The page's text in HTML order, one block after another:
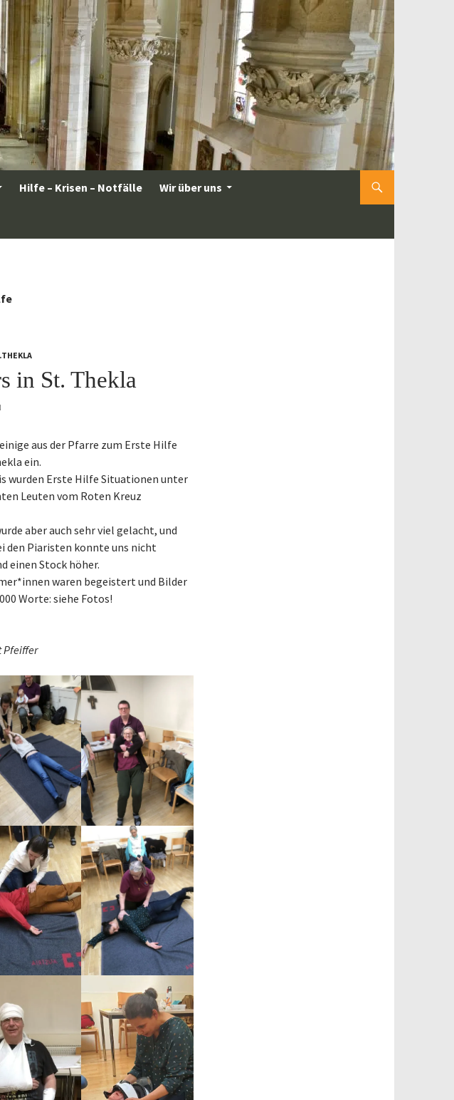
Hilfe – Krisen – Notfälle Wir über uns
in St. Thekla
aus der Pfarre zum Erste Hilfe
ein.
wurden Erste Hilfe Situationen unter
Leuten vom Roten Kreuz
aber auch sehr viel gelacht, und
den Piaristen konnte uns nicht
einen Stock höher.
waren begeistert und Bilder
Worte: siehe Fotos!
Pfeiffer